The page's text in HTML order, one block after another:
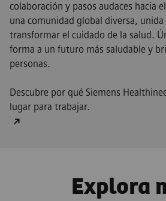
colaboración y pasos audaces hacia
una comunidad global diversa,
transformar el cuidado de la salud.
forma a un futuro más saludable y
personas.
Descubre por qué Siemens
lugar para trabajar.
Explora